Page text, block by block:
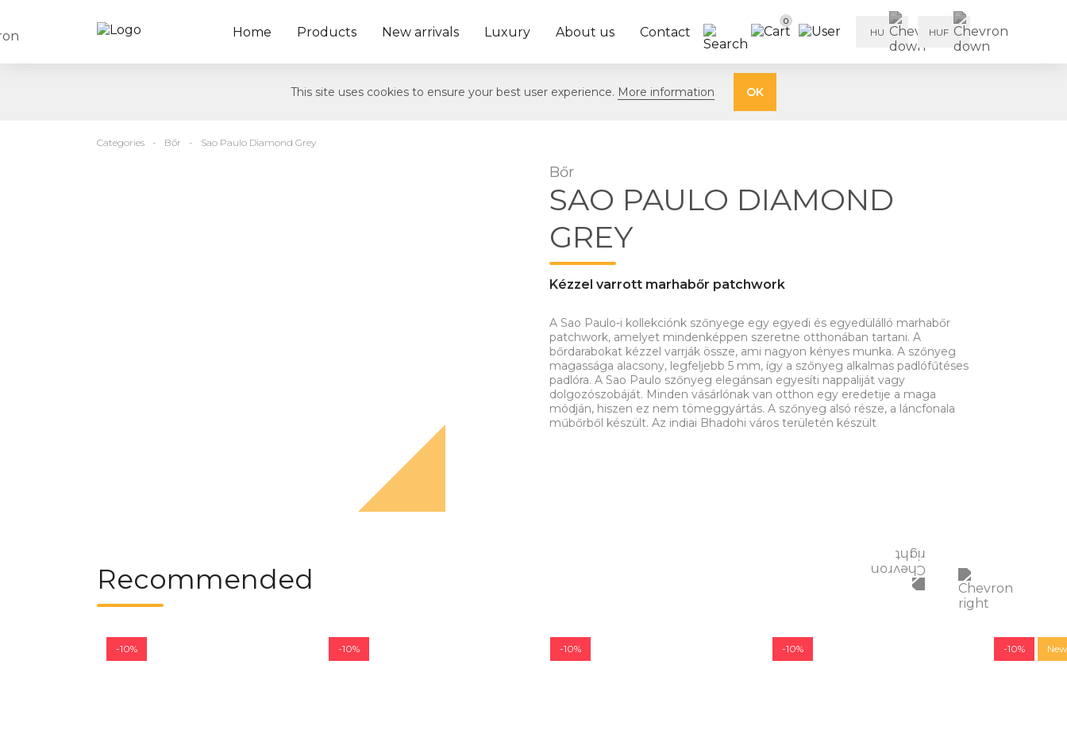
Home Products New arrivals Luxury About us Contact
0
HU HUF
This site uses cookies to ensure your best user experience. More information OK
Categories Bőr Sao Paulo Diamond Grey
Bőr
SAO PAULO DIAMOND
GREY
Kézzel varrott marhabőr patchwork
A Sao Paulo-i kollekciónk szőnyege egy egyedi és egyedülálló marhabőr
patchwork, amelyet mindenképpen szeretne otthonában tartani. A
bőrdarabokat kézzel varrják össze, ami nagyon kényes munka. A szőnyeg
magassága alacsony, legfeljebb 5 mm, így a szőnyeg alkalmas padlófűtéses
padlóra. A Sao Paulo szőnyeg elegánsan egyesíti nappaliját vagy
dolgozószobáját. Minden vásárlónak van otthon egy eredetije a maga
módján, hiszen ez nem tömeggyártás. A szőnyeg alsó része, a láncfonala
műbőrből készült. Az indiai Bhadohi város területén készült
Recommended
-10% -10% -10% -10% -10% New